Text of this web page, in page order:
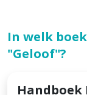
In welk
"Geloof"?